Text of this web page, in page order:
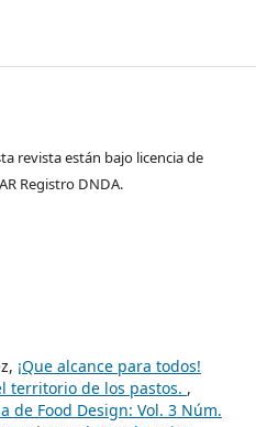
revista están bajo licencia de
Registro DNDA.
¡Que alcance para todos!
territorio de los pastos. ,
de Food Design: Vol. 3 Núm.